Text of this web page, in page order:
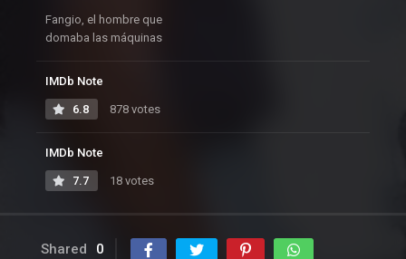
Fangio, el hombre que
domaba las máquinas
IMDb Note
6.8 878 votes
IMDb Note
7.7 18 votes
Shared 0